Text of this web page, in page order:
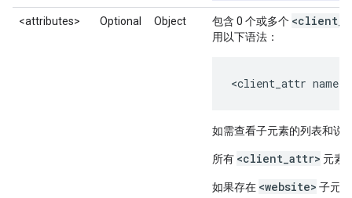
<attributes> Optional Object 包含 0 个或多个
用以下语法：
<client_attr name="
如需查看子元素的列表和说
所有 <client_attr> 元素
如果存在 <website> 子元